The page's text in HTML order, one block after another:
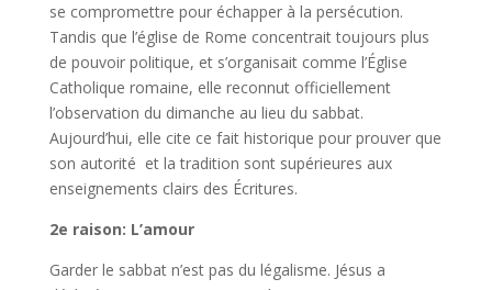
se compromettre pour échapper à la persécution.
Tandis que l’église de Rome concentrait toujours plus
de pouvoir politique, et s’organisait comme l’Église
Catholique romaine, elle reconnut officiellement
l’observation du dimanche au lieu du sabbat.
Aujourd’hui, elle cite ce fait historique pour prouver que
son autorité et la tradition sont supérieures aux
enseignements clairs des Écritures.
2e raison: L’amour
Garder le sabbat n’est pas du légalisme. Jésus a